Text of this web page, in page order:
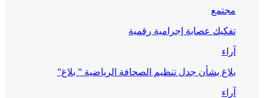
مجتمع
تفكيك عصابة إجرامية رقمية
آراء
بلاغ بشأن جدل تنظيم الصحافة الرياضية ” بلاغ”
آراء